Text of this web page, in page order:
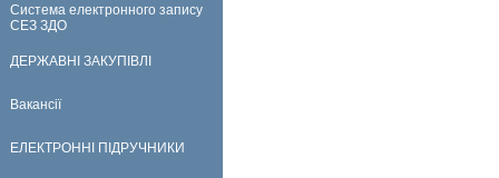
Система електронного запису
СЕЗ ЗДО
ДЕРЖАВНІ ЗАКУПІВЛІ
Вакансії
ЕЛЕКТРОННІ ПІДРУЧНИКИ